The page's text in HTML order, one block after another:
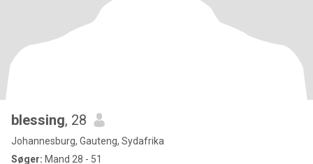
blessing, 28
Johannesburg, Gauteng, Sydafrika
Søger: Mand 28 - 51